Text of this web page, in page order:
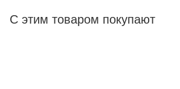
С этим товаром покупают